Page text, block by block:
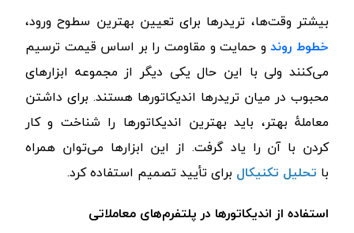
بیشتر وقت‌ها، تریدرها برای تعیین بهترین سطوح ورود،
خطوط روندو حمایت و مقاومت را بر اساس قیمت ترسیم
می‌کنند ولی با این حال یکی دیگر از مجموعه ابزارهای
محبوب در میان تریدرها اندیکاتورها هستند. برای داشتن
معاملۀ بهتر، باید بهترین اندیکاتورها را شناخت و کار
کردن با آن را یاد گرفت. از این ابزارها می‌توان همراه
با تحلیل تکنیکال برای تأیید تصمیم استفاده کرد.
استفاده از اندیکاتورها در پلتفرم‌های معاملاتی